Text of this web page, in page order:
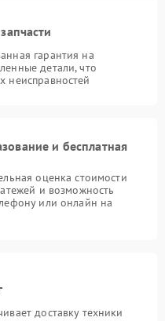
гарантия на
детали, что
неисправностей
и бесплатная
оценка стоимости
и возможность
или онлайн на
доставку техники